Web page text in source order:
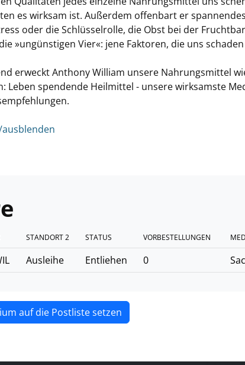
es wirksam ist. Außerdem offenbart er
oder die Schlüsselrolle, die Obst bei der
»ungünstigen Vier«: jene Faktoren, die uns
erweckt Anthony William unsere Nahrungsmittel
Leben spendende Heilmittel - unsere wirksamste
STANDORT 2 STATUS VORBESTELLUNGEN
Ausleihe Entliehen 0
auf die Postliste setzen